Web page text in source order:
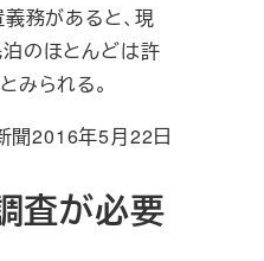
務があると、現
のほとんどは許
みられる。
聞2016年5月22日
査が必要